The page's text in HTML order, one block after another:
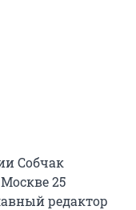
Собчак
25
редактор